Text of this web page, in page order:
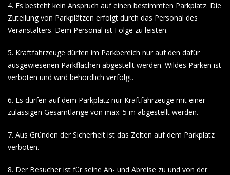
4. Es besteht kein Anspruch auf einen bestimmten Parkplatz. Die
Zuteilung von Parkplätzen erfolgt durch das Personal des
Veranstalters. Dem Personal ist Folge zu leisten.
5. Kraftfahrzeuge dürfen im Parkbereich nur auf den dafür
ausgewiesenen Parkflächen abgestellt werden. Wildes Parken ist
verboten und wird behördlich verfolgt.
6. Es dürfen auf dem Parkplatz nur Kraftfahrzeuge mit einer
zulässigen Gesamtlänge von max. 5 m abgestellt werden.
7. Aus Gründen der Sicherheit ist das Zelten auf dem Parkplatz
verboten.
8. Der Besucher ist für seine An- und Abreise zu und von der